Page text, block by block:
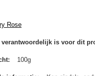
Rose
verantwoordelijk is voor dit
100g